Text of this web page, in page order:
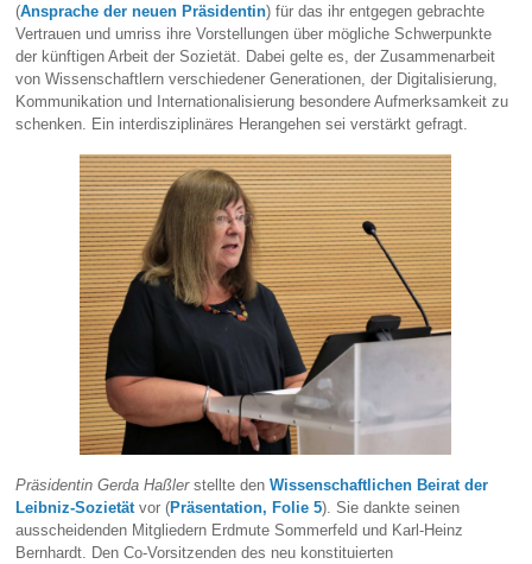
(Ansprache der neuen Präsidentin) für das ihr entgegen gebrachte
Vertrauen und umriss ihre Vorstellungen über mögliche Schwerpunkte
der künftigen Arbeit der Sozietät. Dabei gelte es, der Zusammenarbeit
von Wissenschaftlern verschiedener Generationen, der Digitalisierung,
Kommunikation und Internationalisierung besondere Aufmerksamkeit zu
schenken. Ein interdisziplinäres Herangehen sei verstärkt gefragt.
Präsidentin Gerda Haßlerstellte denWissenschaftlichen Beirat der
Leibniz-Sozietätvor (Präsentation, Folie 5). Sie dankte seinen
ausscheidenden Mitgliedern Erdmute Sommerfeld und Karl-Heinz
Bernhardt. Den Co-Vorsitzenden des neu konstituierten